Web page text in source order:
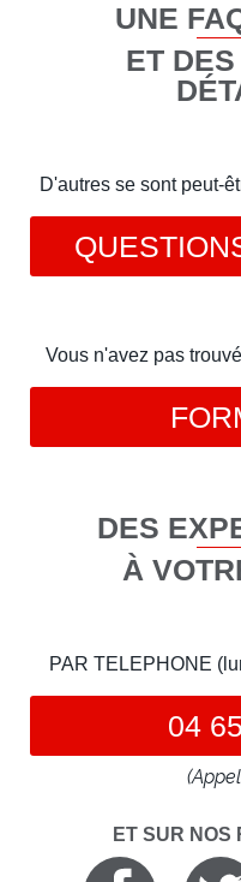
UNE
ET
D'autres se sont peut-
Vous n'avez pas
DES
À
PAR TELEPHONE
04
ET SUR NOS